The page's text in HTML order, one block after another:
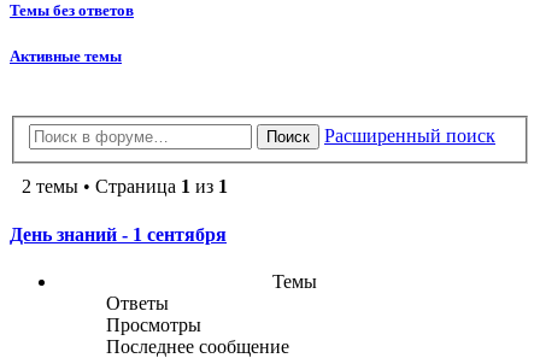
Темы без ответов
Активные темы
Поиск Расширенный поиск
2 темы • Страница 1 из 1
День знаний - 1 сентября
Темы
Ответы
Просмотры
Последнее сообщение